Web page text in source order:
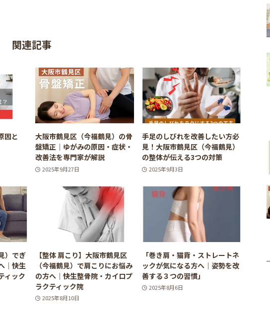
関連記事
因と
大阪市鶴見区（今福鶴見）の骨
盤矯正｜ゆがみの原因・症状・
改善法を専門家が解説
2025年9月27日
手足のしびれを改善したい方必
見！大阪市鶴見区（今福鶴見）
の整体が伝える3つの対策
2025年9月3日
）でぎ
｜快生
ィック
【整体 肩こり】大阪市鶴見区
（今福鶴見）で肩こりにお悩み
の方へ｜快生整骨院・カイロプ
ラクティック院
2025年8月10日
「巻き肩・猫背・ストレートネ
ックが気になる方へ｜姿勢を改
善する３つの習慣」
2025年8月6日